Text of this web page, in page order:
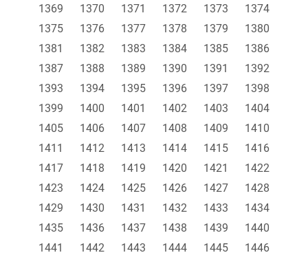
1369
1370 1371 1372 1373
1374
1375
1376 1377 1378 1379
1380
1381
1382 1383 1384 1385
1386
1387
1388 1389 1390 1391
1392
1393
1394 1395 1396 1397
1398
1399
1400 1401 1402 1403
1404
1405
1406 1407 1408 1409
1410
1411
1412 1413 1414 1415
1416
1417
1418 1419 1420 1421
1422
1423
1424 1425 1426 1427
1428
1429
1430 1431 1432 1433
1434
1435
1436 1437 1438 1439
1440
1441
1442 1443 1444 1445
1446